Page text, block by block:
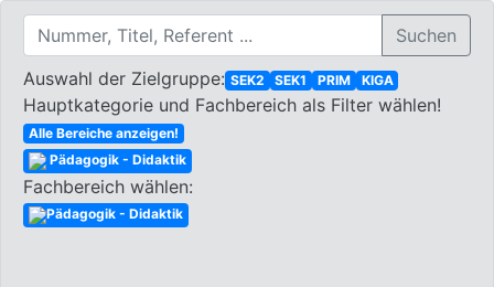
Suchen
Auswahl der Zielgruppe: SEK2 SEK1 PRIM KIGA
Hauptkategorie und Fachbereich als Filter wählen!
Alle Bereiche anzeigen!
Pädagogik - Didaktik
Fachbereich wählen:
Pädagogik - Didaktik